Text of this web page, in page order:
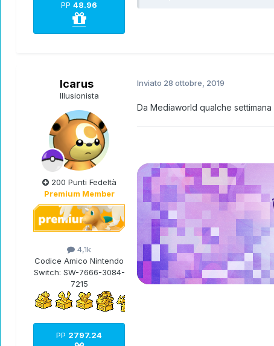
PP 48.96
Icarus
Illusionista
200 Punti Fedeltà
Premium Member
4,1k
Codice Amico Nintendo
Switch: SW-7666-3084-
7215
PP 2797.24
Inviato 28 ottobre, 2019
Da Mediaworld qualche